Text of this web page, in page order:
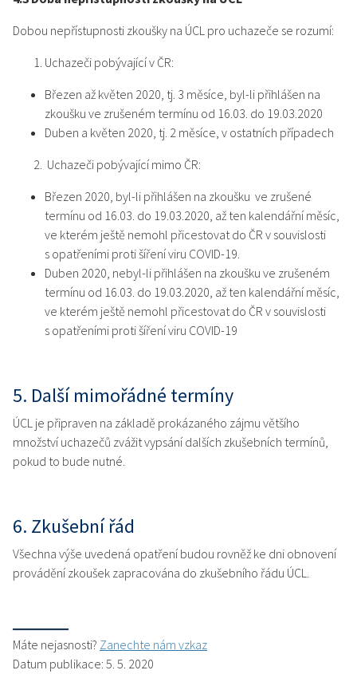
Dobou nepřístupnosti zkoušky na ÚCL pro uchazeče se rozumí:
Uchazeči pobývající v ČR:
Březen až květen 2020, tj. 3 měsíce, byl-li přihlášen na
zkoušku ve zrušeném termínu od 16.03. do 19.03.2020
Duben a květen 2020, tj. 2 měsíce, v ostatních případech
Uchazeči pobývající mimo ČR:
Březen 2020, byl-li přihlášen na zkoušku ve zrušené
termínu od 16.03. do 19.03.2020, až ten kalendářní měsíc,
ve kterém ještě nemohl přicestovat do ČR v souvislosti
s opatřeními proti šíření viru COVID-19.
Duben 2020, nebyl-li přihlášen na zkoušku ve zrušeném
termínu od 16.03. do 19.03.2020, až ten kalendářní měsíc,
ve kterém ještě nemohl přicestovat do ČR v souvislosti
s opatřeními proti šíření viru COVID-19
5. Další mimořádné termíny
ÚCL je připraven na základě prokázaného zájmu většího
množství uchazečů zvážit vypsání dalších zkušebních termínů,
pokud to bude nutné.
6. Zkušební řád
Všechna výše uvedená opatření budou rovněž ke dni obnovení
provádění zkoušek zapracována do zkušebního řádu ÚCL.
Máte nejasnosti? Zanechte nám vzkaz
Datum publikace: 5. 5. 2020